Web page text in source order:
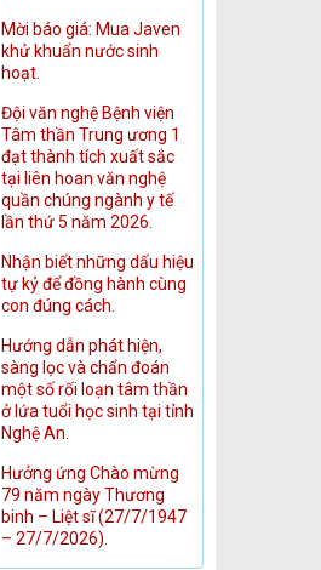
Mời báo giá: Mua Javen
khử khuẩn nước sinh
hoạt.
Đội văn nghệ Bệnh viện
Tâm thần Trung ương 1
đạt thành tích xuất sắc
tại liên hoan văn nghệ
quần chúng ngành y tế
lần thứ 5 năm 2026.
Nhận biết những dấu hiệu
tự kỷ để đồng hành cùng
con đúng cách.
Hướng dẫn phát hiện,
sàng lọc và chẩn đoán
một số rối loạn tâm thần
ở lứa tuổi học sinh tại tỉnh
Nghệ An.
Hưởng ứng Chào mừng
79 năm ngày Thương
binh – Liệt sĩ (27/7/1947
– 27/7/2026).